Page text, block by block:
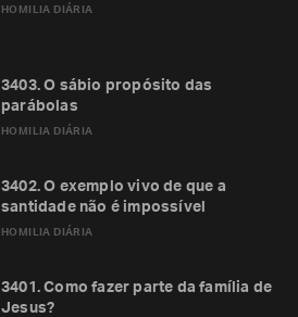
HOMILIA DIÁRIA
HOMILIA DIÁRIA
3403. O sábio propósito das
parábolas
HOMILIA DIÁRIA
3402. O exemplo vivo de que a
santidade não é impossível
3401. Como fazer parte da família de
Jesus?